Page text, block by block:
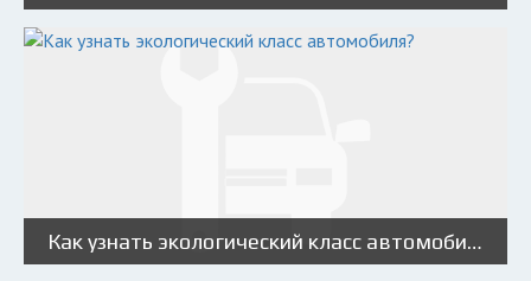
Как узнать экологический класс автомобиля?